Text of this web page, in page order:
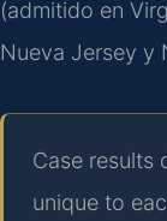
(admitido en
Nueva Jersey y
Case results
unique to